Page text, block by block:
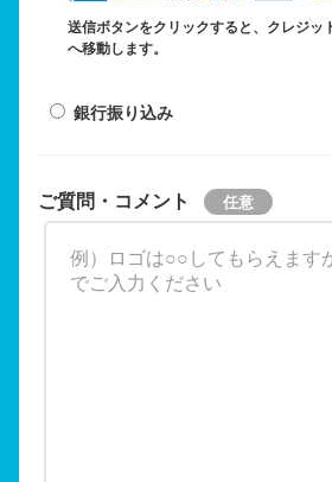
送信ボタンをクリックすると、クレジッ
へ移動します。
銀行振り込み
ご質問・コメント